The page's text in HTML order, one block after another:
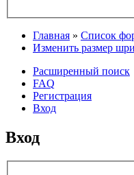
Главная » Список
Изменить размер
Расширенный поиск
FAQ
Регистрация
Вход
Вход